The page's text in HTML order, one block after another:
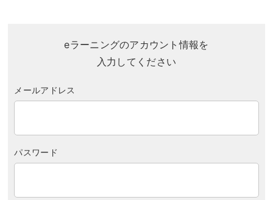
eラーニングのアカウント情報を
入力してください
メールアドレス
パスワード